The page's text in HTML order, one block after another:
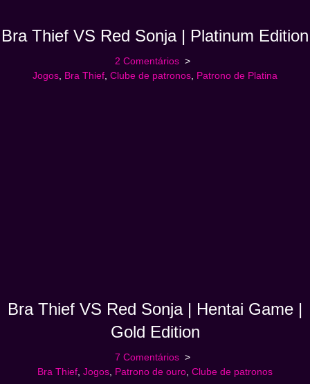
Bra Thief VS Red Sonja | Platinum Edition
2 Comentários
Jogos, Bra Thief, Clube de patronos, Patrono de Platina
Bra Thief VS Red Sonja | Hentai Game |
Gold Edition
7 Comentários
Bra Thief, Jogos, Patrono de ouro, Clube de patronos